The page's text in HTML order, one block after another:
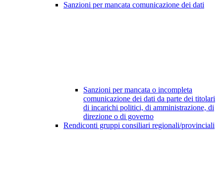
Sanzioni per mancata comunicazione dei dati
Sanzioni per mancata o incompleta
comunicazione dei dati da parte dei titolari
di incarichi politici, di amministrazione, di
direzione o di governo
Rendiconti gruppi consiliari regionali/provinciali